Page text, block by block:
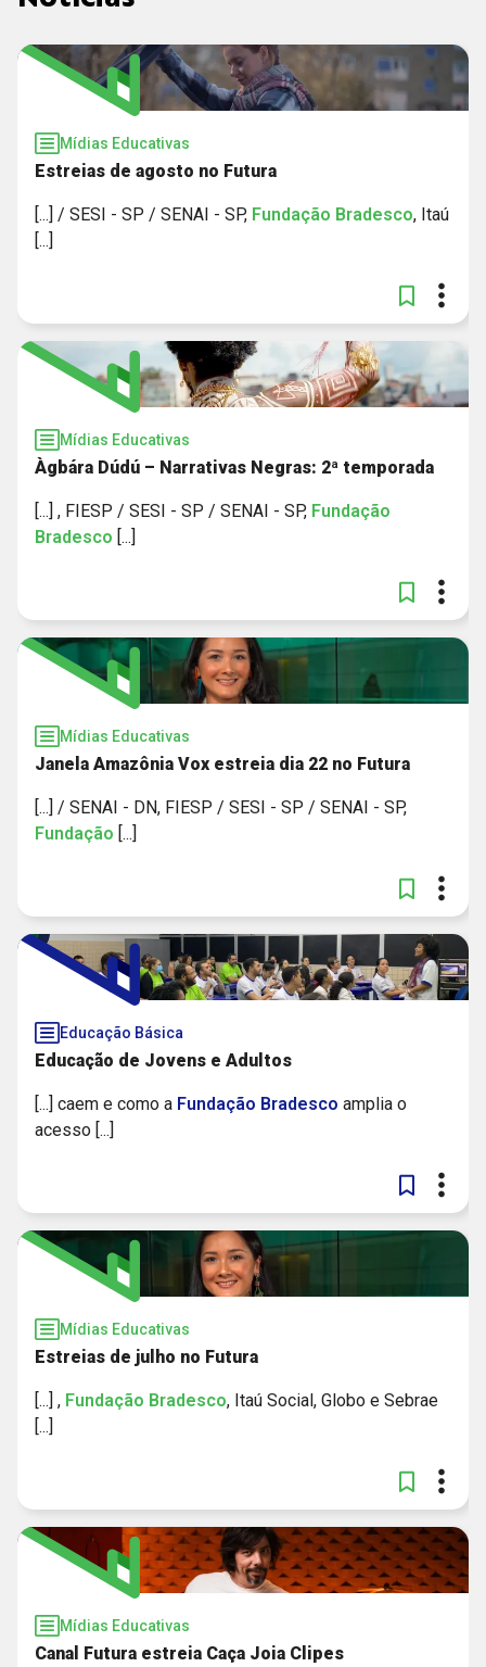
VALE
SESI NACIONAL / SENAI NACIONAL
Mídias Educativas
Estreias de agosto no Futura
[...] / SESI - SP / SENAI - SP, Fundação Bradesco, Itaú
[...]
Mídias Educativas
Àgbára Dúdú – Narrativas Negras: 2ª temporada
[...] , FIESP / SESI - SP / SENAI - SP, Fundação
Bradesco [...]
Mídias Educativas
Janela Amazônia Vox estreia dia 22 no Futura
[...] / SENAI - DN, FIESP / SESI - SP / SENAI - SP,
Fundação [...]
Educação Básica
Educação de Jovens e Adultos
[...] caem e como a Fundação Bradesco amplia o
acesso [...]
Mídias Educativas
Estreias de julho no Futura
[...] , Fundação Bradesco, Itaú Social, Globo e Sebrae
[...]
Mídias Educativas
Canal Futura estreia Caça Joia Clipes